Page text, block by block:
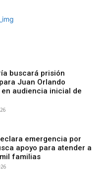
buscará prisión
Juan Orlando
en audiencia inicial de
emergencia por
apoyo para atender a
familias